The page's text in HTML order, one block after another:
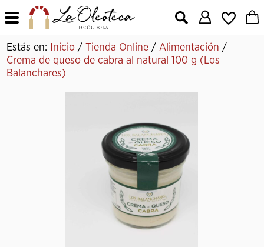
X
Estás en: Inicio / Tienda Online /Alimentación /
Crema de queso de cabra al natural 100 g (Los
Balanchares)